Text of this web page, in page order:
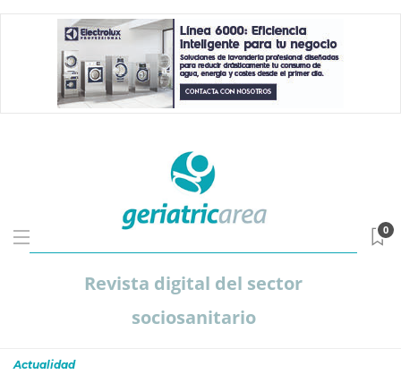
Revista digital del sector
sociosanitario
0
Actualidad